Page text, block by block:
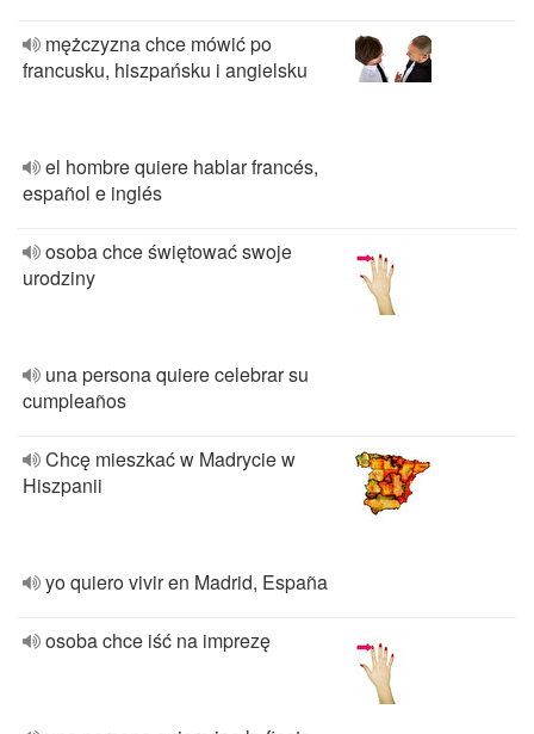
mężczyzna chce mówić po
francusku, hiszpańsku i angielsku
el hombre quiere hablar francés,
español e inglés
osoba chce świętować swoje
urodziny
una persona quiere celebrar su
cumpleaños
Chcę mieszkać w Madrycie w
Hiszpanii
yo quiero vivir en Madrid, España
osoba chce iść na imprezę